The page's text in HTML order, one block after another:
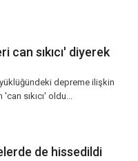
can sıkıcı' diyerek
depreme ilişkin
sıkıcı' oldu...
de hissedildi